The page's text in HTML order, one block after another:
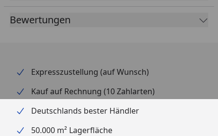
Bewertungen
Expresszustellung (auf Wunsch)
Kauf auf Rechnung (10 Zahlarten)
Deutschlands bester Händler
50.000 m² Lagerfläche